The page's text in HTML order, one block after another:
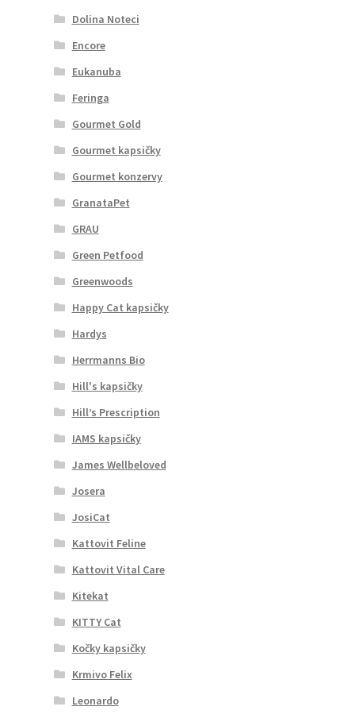
Dolina Noteci
Encore
Eukanuba
Feringa
Gourmet Gold
Gourmet kapsičky
Gourmet konzervy
GranataPet
GRAU
Green Petfood
Greenwoods
Happy Cat kapsičky
Hardys
Herrmanns Bio
Hill's kapsičky
Hill’s Prescription
IAMS kapsičky
James Wellbeloved
Josera
JosiCat
Kattovit Feline
Kattovit Vital Care
Kitekat
KITTY Cat
Kočky kapsičky
Krmivo Felix
Leonardo